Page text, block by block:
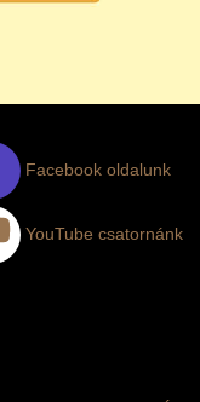
Facebook oldalunk
YouTube csatornánk